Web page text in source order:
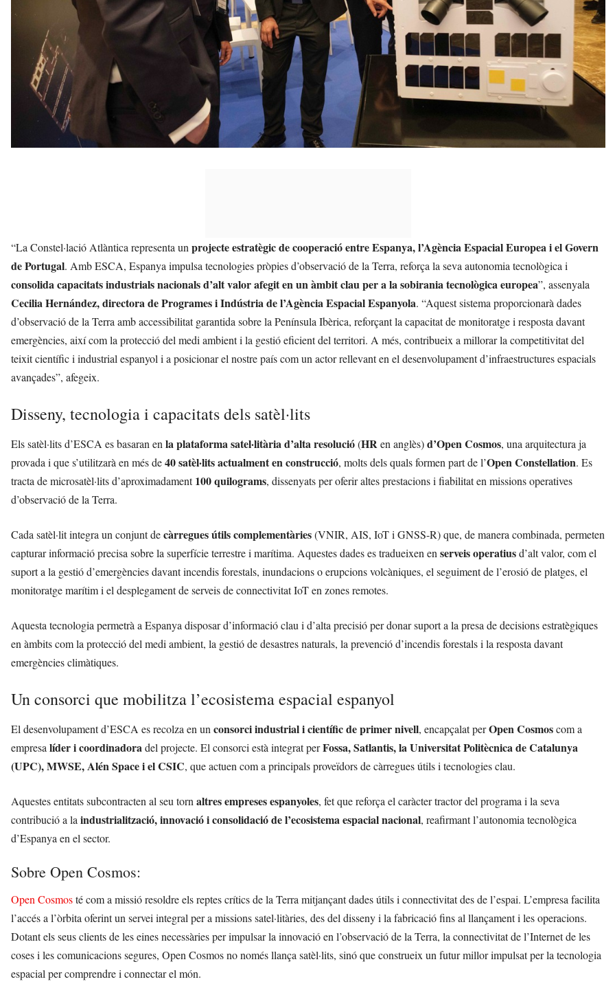
“La Constel·lació Atlàntica representa unprojecte estratègic de cooperació entre Espanya, l’Agència Espacial Europea i el Govern
de Portugal. Amb ESCA, Espanya impulsa tecnologies pròpies d’observació de la Terra, reforça la seva autonomia tecnològica i
consolida capacitats industrials nacionals d’alt valor afegit en un àmbit clau per a la sobirania tecnològica europea”, assenyala
Cecilia Hernández, directora de Programes i Indústria de l’Agència Espacial Espanyola. “Aquest sistema proporcionarà dades
d’observació de la Terra amb accessibilitat garantida sobre la Península Ibèrica, reforçant la capacitat de monitoratge i resposta davant
emergències, així com la protecció del medi ambient i la gestió eficient del territori. A més, contribueix a millorar la competitivitat del
teixit científic i industrial espanyol i a posicionar el nostre país com un actor rellevant en el desenvolupament d’infraestructures espacials
avançades”, afegeix.
Disseny, tecnologia i capacitats dels satèl·lits
Els satèl·lits d’ESCA es basaran enla plataforma satel·litària d’alta resolució(HRen anglès)d’Open Cosmos, una arquitectura ja
provada i que s’utilitzarà en més de40 satèl·lits actualment en construcció, molts dels quals formen part de l’Open Constellation. Es
tracta de microsatèl·lits d’aproximadament100 quilograms, dissenyats per oferir altes prestacions i fiabilitat en missions operatives
d’observació de la Terra.
Cada satèl·lit integra un conjunt decàrregues útils complementàries(VNIR, AIS, IoT i GNSS-R) que, de manera combinada, permeten
capturar informació precisa sobre la superfície terrestre i marítima. Aquestes dades es tradueixen enserveis operatiusd’alt valor, com el
suport a la gestió d’emergències davant incendis forestals, inundacions o erupcions volcàniques, el seguiment de l’erosió de platges, el
monitoratge marítim i el desplegament de serveis de connectivitat IoT en zones remotes.
Aquesta tecnologia permetrà a Espanya disposar d’informació clau i d’alta precisió per donar suport a la presa de decisions estratègiques
en àmbits com la protecció del medi ambient, la gestió de desastres naturals, la prevenció d’incendis forestals i la resposta davant
emergències climàtiques.
Un consorci que mobilitza l’ecosistema espacial espanyol
El desenvolupament d’ESCA es recolza en unconsorci industrial i científic de primer nivell, encapçalat perOpen Cosmoscom a
empresalíder i coordinadoradel projecte. El consorci està integrat perFossa, Satlantis, la Universitat Politècnica de Catalunya
(UPC), MWSE, Alén Space i el CSIC, que actuen com a principals proveïdors de càrregues útils i tecnologies clau.
Aquestes entitats subcontracten al seu tornaltres empreses espanyoles, fet que reforça el caràcter tractor del programa i la seva
contribució a laindustrialització, innovació i consolidació de l’ecosistema espacial nacional, reafirmant l’autonomia tecnològica
d’Espanya en el sector.
Sobre Open Cosmos:
Open Cosmosté com a missió resoldre els reptes crítics de la Terra mitjançant dades útils i connectivitat des de l’espai. L’empresa facilita
l’accés a l’òrbita oferint un servei integral per a missions satel·litàries, des del disseny i la fabricació fins al llançament i les operacions.
Dotant els seus clients de les eines necessàries per impulsar la innovació en l’observació de la Terra, la connectivitat de l’Internet de les
coses i les comunicacions segures, Open Cosmos no només llança satèl·lits, sinó que construeix un futur millor impulsat per la tecnologia
espacial per comprendre i connectar el món.